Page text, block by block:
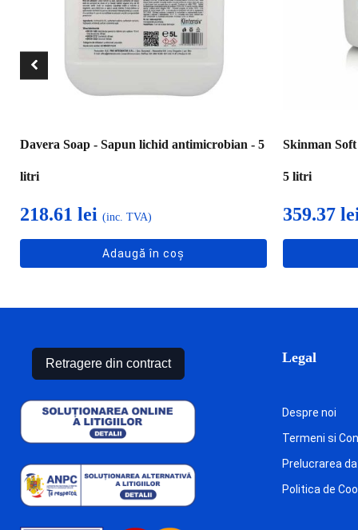
Davera Soap - Sapun lichid antimicrobian - 5
litri
218.61 lei (inc. TVA)
Adaugă în coș
Skinman
5 litri
359.37
Retragere din contract Legal
Despre noi
Termeni si
Prelucrarea
Politica de